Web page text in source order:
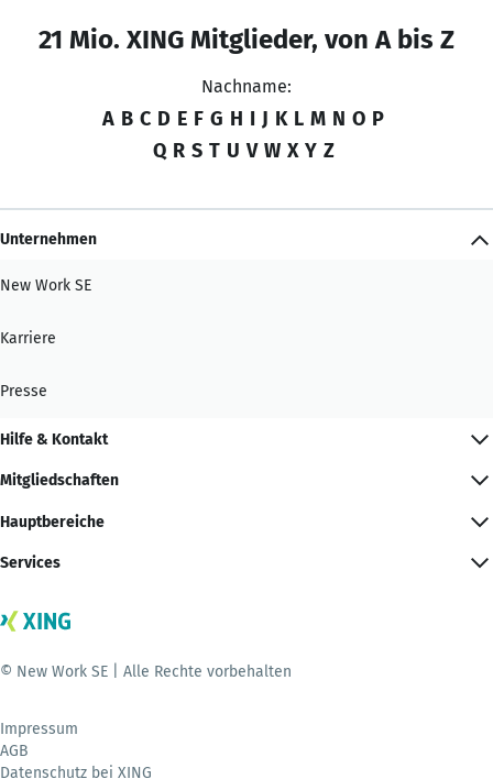
21 Mio. XING Mitglieder, von A bis Z
Nachname:
A B C D E F G H I J K L M N O P
Q R S T U V W X Y Z
Unternehmen
New Work SE
Karriere
Presse
Hilfe & Kontakt
Mitgliedschaften
Hauptbereiche
Services
© New Work SE | Alle Rechte vorbehalten
Impressum
AGB
Datenschutz bei XING